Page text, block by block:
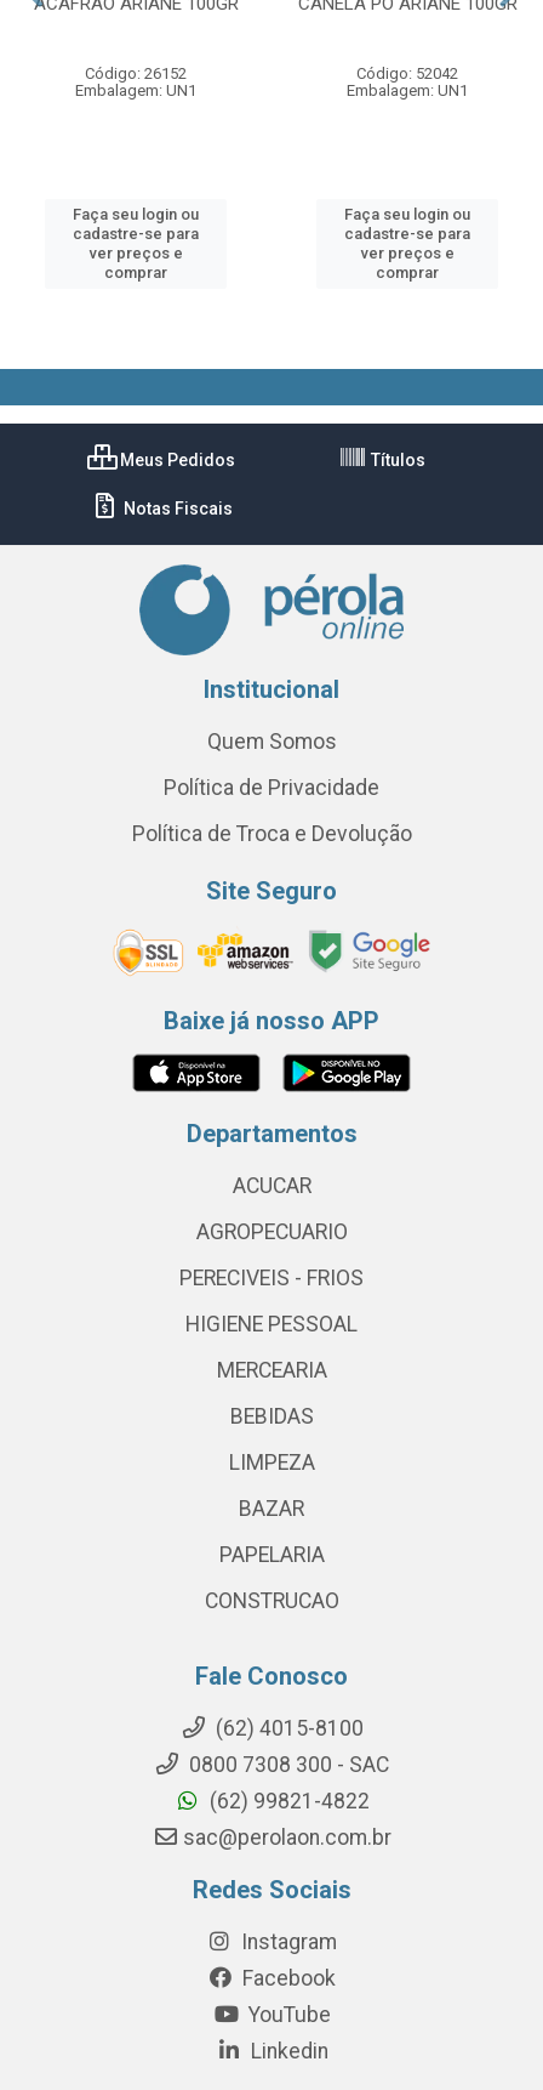
Código: 26152
Embalagem: UN1
Faça seu login ou
cadastre-se para
ver preços e
comprar
Código: 52042
Embalagem: UN1
Faça seu login ou
cadastre-se para
ver preços e
comprar
Meus Pedidos Títulos
Notas Fiscais
Institucional
Quem Somos
Política de Privacidade
Política de Troca e Devolução
Site Seguro
Baixe já nosso APP
Departamentos
ACUCAR
AGROPECUARIO
PERECIVEIS - FRIOS
HIGIENE PESSOAL
MERCEARIA
BEBIDAS
LIMPEZA
BAZAR
PAPELARIA
CONSTRUCAO
Fale Conosco
(62) 4015-8100
0800 7308 300 - SAC
(62) 99821-4822
sac@perolaon.com.br
Redes Sociais
Instagram
Facebook
YouTube
Linkedin